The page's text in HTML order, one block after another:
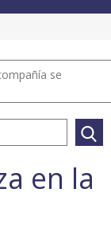
se
en la